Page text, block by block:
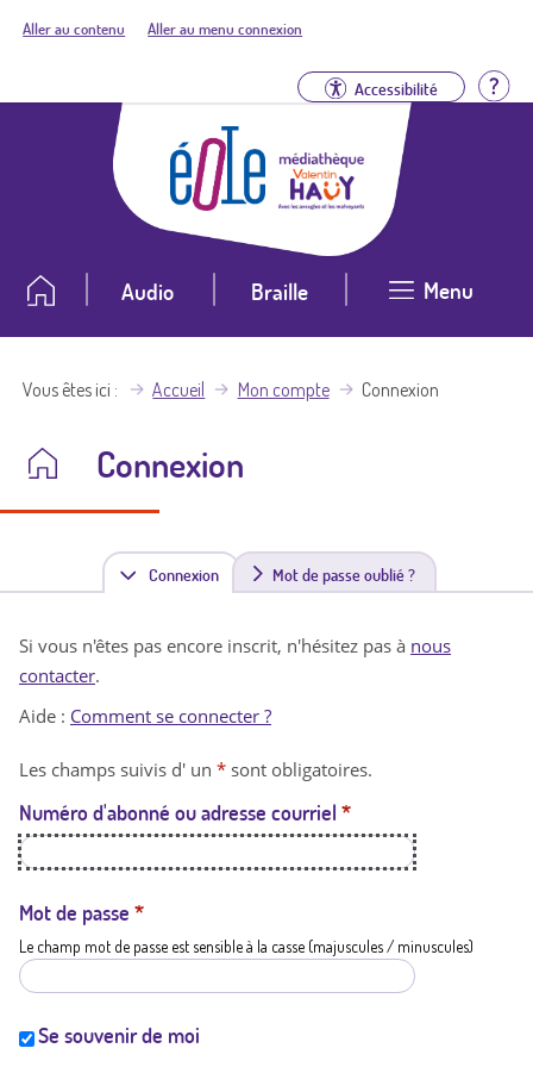
Aller au contenu Aller au menu connexion
Accessibilité
Audio Braille Menu
Vous êtes ici Accueil Mon compte Connexion
Connexion
Connexion(
n
t
a
t
i
Mot de passe oublié ?
Si vous n'êtes pas encore inscrit, n'hésitez pas à nous
contacter.
Aide : Comment se connecter ?
Les champs suivis d' un * sont obligatoires.
Numéro d'abonné ou adresse courriel *
Mot de passe *
Le champ mot de passe est sensible à la casse (majuscules / minuscules)
Se souvenir de moi